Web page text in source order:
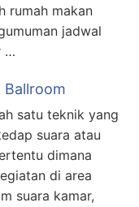
rumah makan
jadwal
…
Ballroom
satu teknik yang
suara atau
dimana
di area
suara kamar,